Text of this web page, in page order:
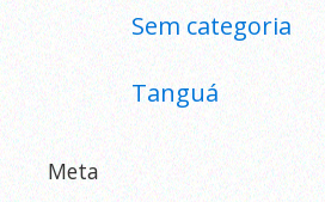
Sem categoria
Tanguá
Meta